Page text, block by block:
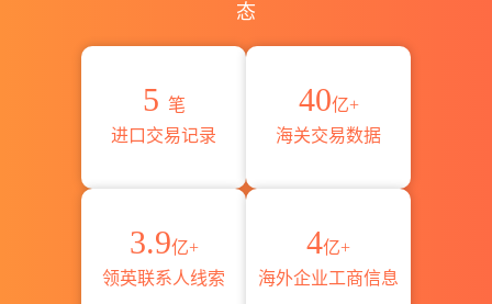
态
5 笔
进口交易记录
40亿+
海关交易数据
3.9亿+
领英联系人线索
4亿+
海外企业工商信息